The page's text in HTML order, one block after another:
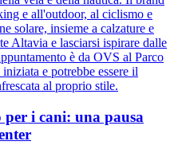
e all'outdoor, al ciclismo e
solare, insieme a calzature e
Altavia e lasciarsi ispirare dalle
è da OVS al Parco
e potrebbe essere il
al proprio stile.
per i cani: una pausa